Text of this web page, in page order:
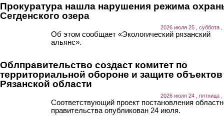
Прокуратура нашла нарушения режима
Сегденского озера
2026 июля 25 , суббота ,
Об этом сообщает «Экологический рязанский
альянс».
Облправительство создаст комитет по
территориальной обороне и защите объектов
Рязанской области
2026 июля 24 , пятница ,
Соответствующий проект постановления
правительства опубликован 24 июля.